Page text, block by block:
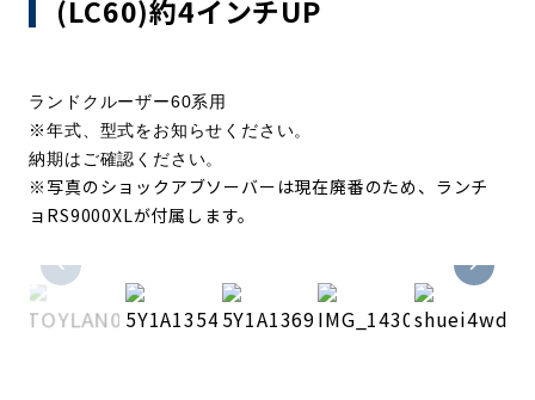
(LC60)約4インチUP
ランドクルーザー60系用
※年式、型式をお知らせください。
納期はご確認ください。
※写真のショックアブソーバーは現在廃番のため、ランチ
ョRS9000XLが付属します。